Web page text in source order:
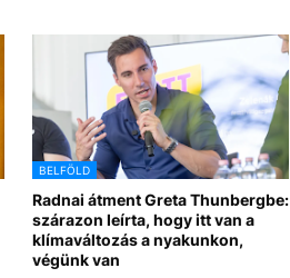
BELFÖLD
Radnai átment Greta Thunbergbe:
szárazon leírta, hogy itt van a
klímaváltozás a nyakunkon,
végünk van